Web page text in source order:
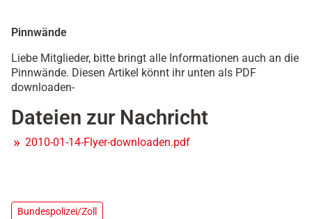
Pinnwände
Liebe Mitglieder, bitte bringt alle Informationen auch an die
Pinnwände. Diesen Artikel könnt ihr unten als PDF
downloaden-
Dateien zur Nachricht
2010-01-14-Flyer-downloaden.pdf
Bundespolizei/Zoll